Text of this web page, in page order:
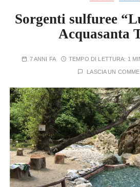
Sorgenti sulfuree
Acquasanta
7 ANNI FA TEMPO DI LETTURA: 1
LASCIA UN